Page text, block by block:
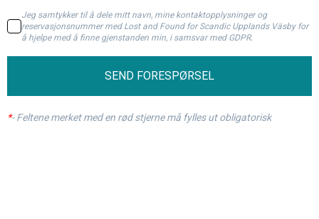
Jeg samtykker til å dele mitt navn, mine kontaktopplysninger og
reservasjonsnummer med Lost and Found for Scandic Upplands Väsby for
å hjelpe med å finne gjenstanden min, i samsvar med GDPR.
SEND FORESPØRSEL
*-Feltene merket med en rød stjerne må fylles ut obligatorisk